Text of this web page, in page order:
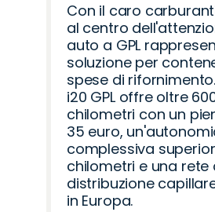
Con il caro
al centro
auto a GPL
soluzione per
spese di
i20 GPL offre oltre
chilometri con un
35 euro,
complessiva
chilometri e una rete
distribuzione
in Europa.